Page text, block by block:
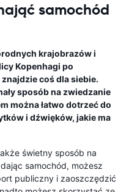
samochód
krajobrazów i
Kopenhagi po
coś dla siebie.
sposób na zwiedzanie
można łatwo dotrzeć do
i dźwięków, jakie ma
świetny sposób na
samochód, możesz
publiczny i zaoszczędzić